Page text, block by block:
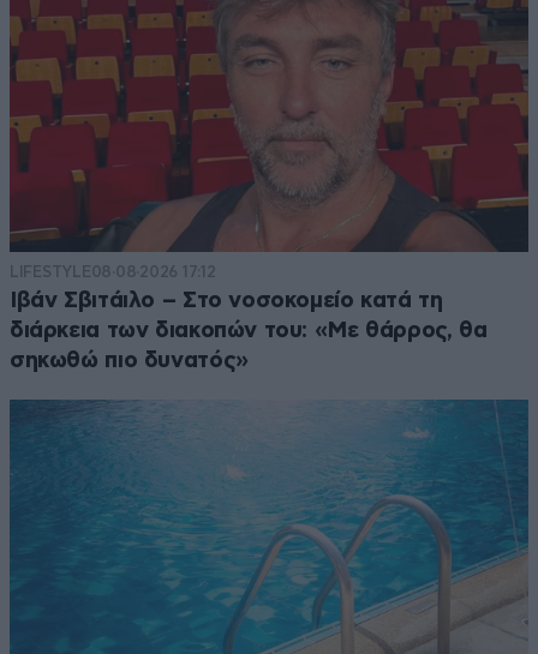
LIFESTYLE08·08·2026 17:12
Ιβάν Σβιτάιλο – Στο νοσοκομείο κατά τη
διάρκεια των διακοπών του: «Με θάρρος, θα
σηκωθώ πιο δυνατός»